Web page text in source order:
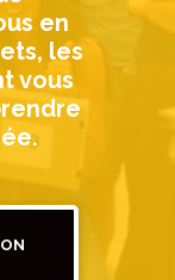
en
les
vous